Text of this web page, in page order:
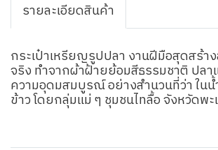
รายละเอียดสินค้า
กระเป๋าเหรียญรูปปลา งานฝีมือสุดสร้า
จริง ทำจากผ้าฝ้ายย้อมสีธรรมชาติ ปลา
ความอุดมสมบูรณ์ อย่างสำนวนที่ว่า ในน้
ข้าว โดยกลุ่มแม่ ๆ ชุมชนไทลื้อ จังหวัดพะ